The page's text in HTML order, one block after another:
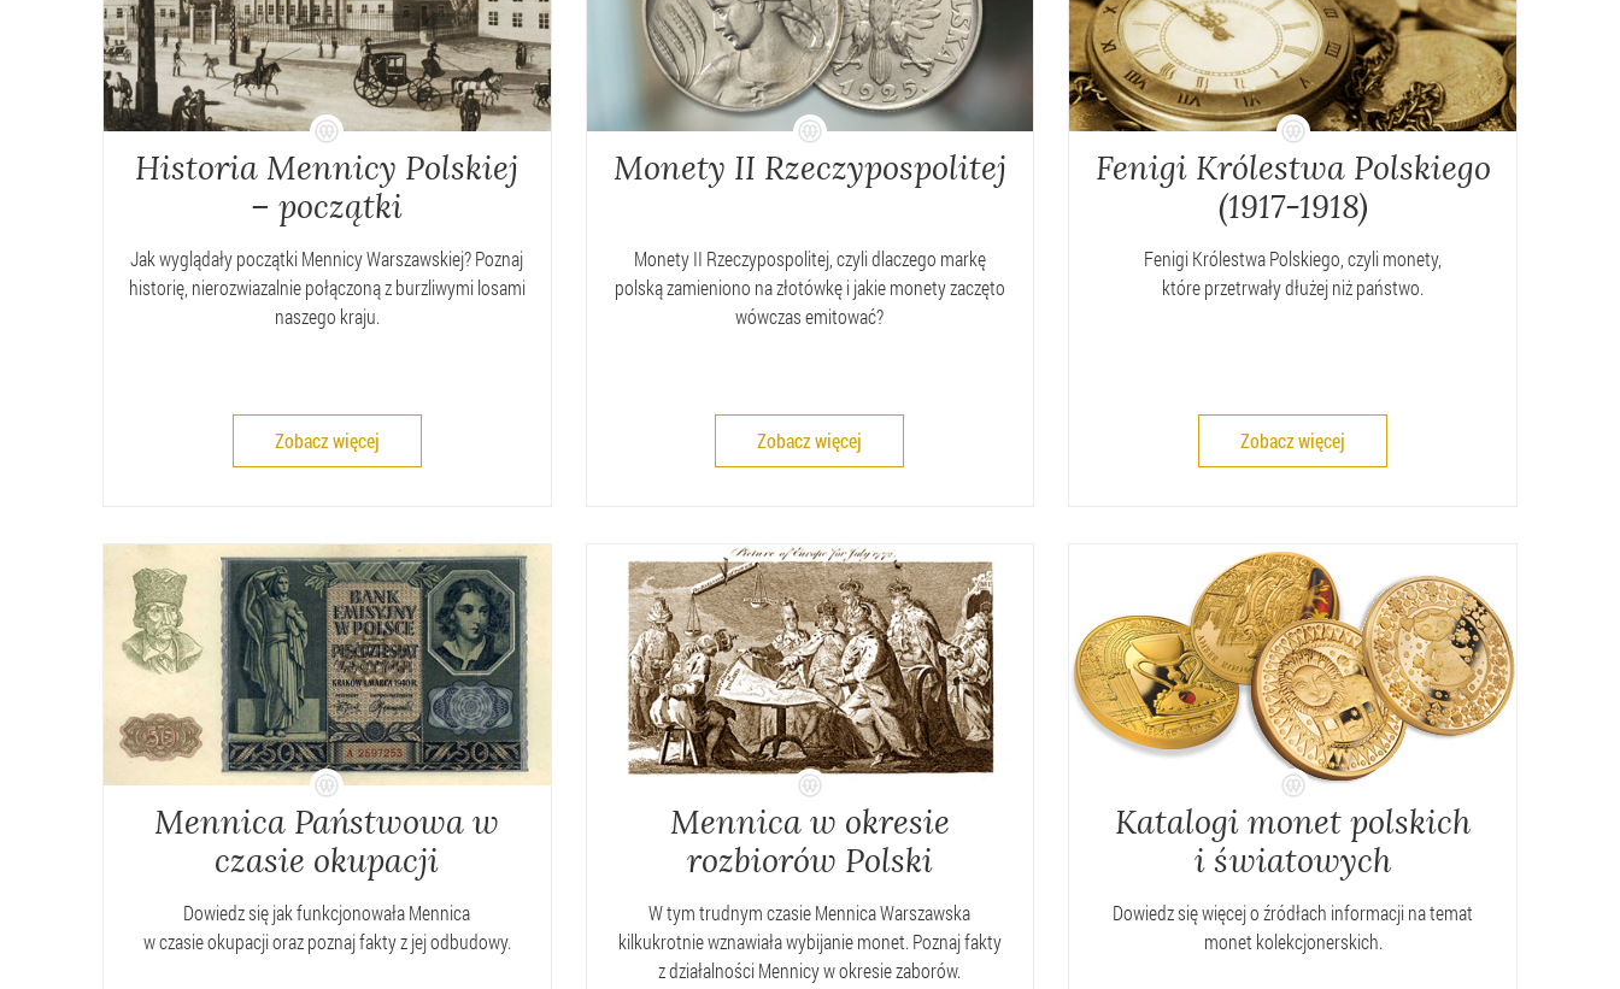
Historia Mennicy Polskiej
– początki
Jak wyglądały początki Mennicy Warszawskiej? Poznaj
historię, nierozwiazalnie połączoną z burzliwymi losami
naszego kraju.
Zobacz więcej
Monety II Rzeczypospolitej
Monety II Rzeczypospolitej, czyli dlaczego markę
polską zamieniono na złotówkę i jakie monety zaczęto
wówczas emitować?
Zobacz więcej
Fenigi Królestwa Polskiego
(1917-1918)
Fenigi Królestwa Polskiego, czyli monety,
które przetrwały dłużej niż państwo.
Zobacz więcej
Mennica Państwowa w
czasie okupacji
Dowiedz się jak funkcjonowała Mennica
w czasie okupacji oraz poznaj fakty z jej odbudowy.
Mennica w okresie
rozbiorów Polski
W tym trudnym czasie Mennica Warszawska
kilkukrotnie wznawiała wybijanie monet. Poznaj fakty
z działalności Mennicy w okresie zaborów.
Katalogi monet polskich
i światowych
Dowiedz się więcej o źródłach informacji na temat
monet kolekcjonerskich.